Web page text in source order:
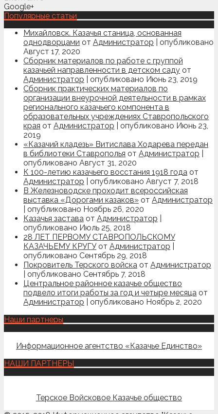
Google+
Популярные статьи
Михайловск. Казачья станица, основанная
однодворцами от Администратор
опубликовано
Август 17, 2020
Сборник материалов по работе с группой
казачьей направленности в детском саду от
Администратор
опубликовано Июнь 23, 2019
Сборник практических материалов по
организации внеурочной деятельности в рамках
регионального казачьего компонента в
образовательных учреждениях Ставропольского
края от Администратор
опубликовано Июнь 23,
2019
«Казачий кладезь» Витислава Ходарева передан
в библиотеки Ставрополья от Администратор
опубликовано Август 31, 2020
К 100-летию казачьего восстания 1918 года от
Администратор
опубликовано Август 7, 2018
В Железноводске проходит всероссийская
выставка «Дорогами казаков» от Администратор
опубликовано Ноябрь 26, 2020
Казачья застава от Администратор
опубликовано Июль 25, 2018
28 ЛЕТ ПЕРВОМУ СТАВРОПОЛЬСКОМУ
КАЗАЧЬЕМУ КРУГУ от Администратор
опубликовано Сентябрь 29, 2018
Покровитель Терского войска от Администратор
опубликовано Сентябрь 7, 2018
Центральное районное казачье общество
подвело итоги работы за год и четыре месяца от
Администратор
опубликовано Ноябрь 2, 2020
Наши партнеры
Информационное агентство «Казачье Единство»
НАШИ ПАРТНЕРЫ
Терское Войсковое Казачье общество